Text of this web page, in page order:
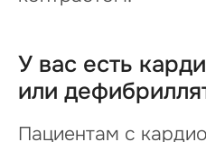
У вас есть
или
Пациентам с